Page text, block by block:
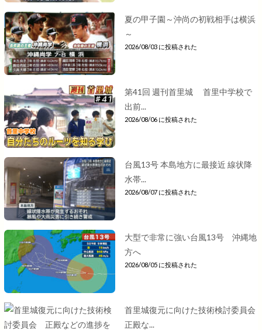
夏の甲子園～沖尚の初戦相手は横浜
～
2026/08/03 に投稿された
第41回 週刊首里城 首里中学校で
出前...
2026/08/06 に投稿された
台風13号 本島地方に最接近 線状降
水帯...
2026/08/07 に投稿された
大型で非常に強い台風13号 沖縄地
方へ
2026/08/05 に投稿された
首里城復元に向けた技術検討委員会
正殿な...